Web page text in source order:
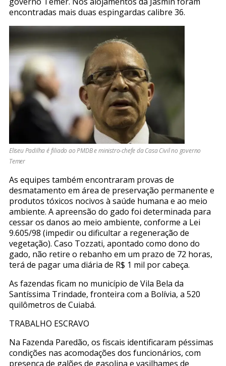
encontradas mais duas espingardas calibre 36.
Eliseu Padilha é filiado ao PMDB e ministro-chefe da Casa Civil no governo
Temer
As equipes também encontraram provas de
desmatamento em área de preservação permanente e
produtos tóxicos nocivos à saúde humana e ao meio
ambiente. A apreensão do gado foi determinada para
cessar os danos ao meio ambiente, conforme a Lei
9.605/98 (impedir ou dificultar a regeneração de
vegetação). Caso Tozzati, apontado como dono do
gado, não retire o rebanho em um prazo de 72 horas,
terá de pagar uma diária de R$ 1 mil por cabeça.
As fazendas ficam no município de Vila Bela da
Santíssima Trindade, fronteira com a Bolívia, a 520
quilômetros de Cuiabá.
TRABALHO ESCRAVO
Na Fazenda Paredão, os fiscais identificaram péssimas
condições nas acomodações dos funcionários, com
presença de galões de gasolina e vasilhames de